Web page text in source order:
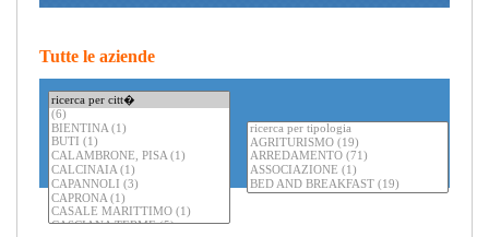
Tutte le aziende